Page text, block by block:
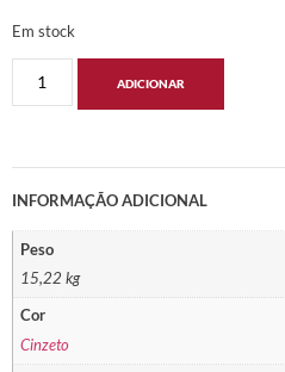
Em stock
ADICIONAR
INFORMAÇÃO ADICIONAL
Peso
15,22 kg
Cor
Cinzeto